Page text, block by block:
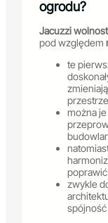
ogrodu?
Jacuzzi
pod względem
te
można
zwykle